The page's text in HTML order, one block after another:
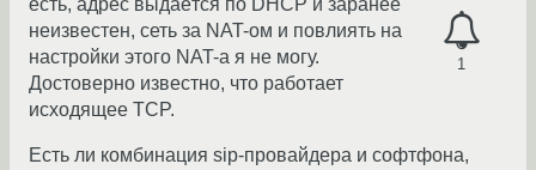
1
есть, адрес выдаётся по DHCP и заранее
неизвестен, сеть за NAT-ом и повлиять на
настройки этого NAT-а я не могу.
Достоверно известно, что работает
исходящее TCP.
Есть ли комбинация sip-провайдера и софтфона,